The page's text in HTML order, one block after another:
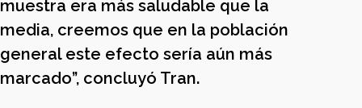
muestra era más saludable que la
media, creemos que en la población
general este efecto sería aún más
marcado”, concluyó Tran.